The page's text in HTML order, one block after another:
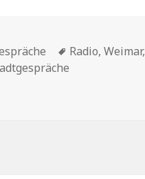
Schlagwörter
Radio,Weimar,
Seebachstift